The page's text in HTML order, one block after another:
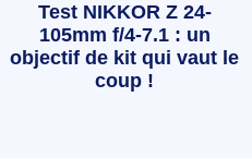
Test NIKKOR Z 24-
105mm f/4-7.1 : un
objectif de kit qui vaut le
coup !